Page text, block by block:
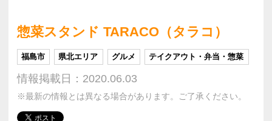
惣菜スタンド TARACO（タラコ）
福島市 県北エリア グルメ テイクアウト・弁当・惣菜
情報掲載日：2020.06.03
※最新の情報とは異なる場合があります。ご了承ください。